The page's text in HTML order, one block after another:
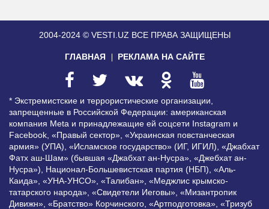
2004-2024 © VESTI.UZ ВСЕ ПРАВА ЗАЩИЩЕНЫ
ГЛАВНАЯ РЕКЛАМА НА САЙТЕ
* Экстремистские и террористические организации,
запрещенные в Российской Федерации: американская
компания Meta и принадлежащие ей соцсети Instagram и
Facebook, «Правый сектор», «Украинская повстанческая
армия» (УПА), «Исламское государство» (ИГ, ИГИЛ), «Джабхат
Фатх аш-Шам» (бывшая «Джабхат ан-Нусра», «Джебхат ан-
Нусра»), Национал-Большевистская партия (НБП), «Аль-
Каида», «УНА-УНСО», «Талибан», «Меджлис крымско-
татарского народа», «Свидетели Иеговы», «Мизантропик
Дивижн», «Братство» Корчинского, «Артподготовка», «Тризуб